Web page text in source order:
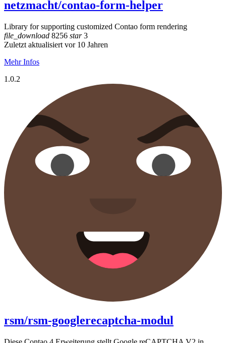
netzmacht/contao-form-helper
Library for supporting customized Contao form rendering
file_download 8256 star3
Zuletzt aktualisiert vor 10 Jahren
Mehr Infos
1.0.2
rsm/rsm-googlerecaptcha-modul